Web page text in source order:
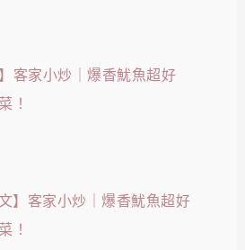
客家小炒｜爆香魷魚超好
！